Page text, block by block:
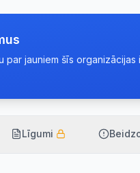
par jauniem šīs
Līgumi